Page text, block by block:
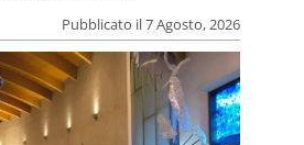
Pubblicato il 7 Agosto, 2026